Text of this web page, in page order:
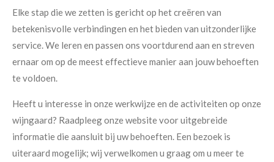
Elke stap die we zetten is gericht op het creëren van
betekenisvolle verbindingen en het bieden van uitzonderlijke
service. We leren en passen ons voortdurend aan en streven
ernaar om op de meest effectieve manier aan jouw behoeften
te voldoen.
Heeft u interesse in onze werkwijze en de activiteiten op onze
wijngaard? Raadpleeg onze website voor uitgebreide
informatie die aansluit bij uw behoeften. Een bezoek is
uiteraard mogelijk; wij verwelkomen u graag om u meer te